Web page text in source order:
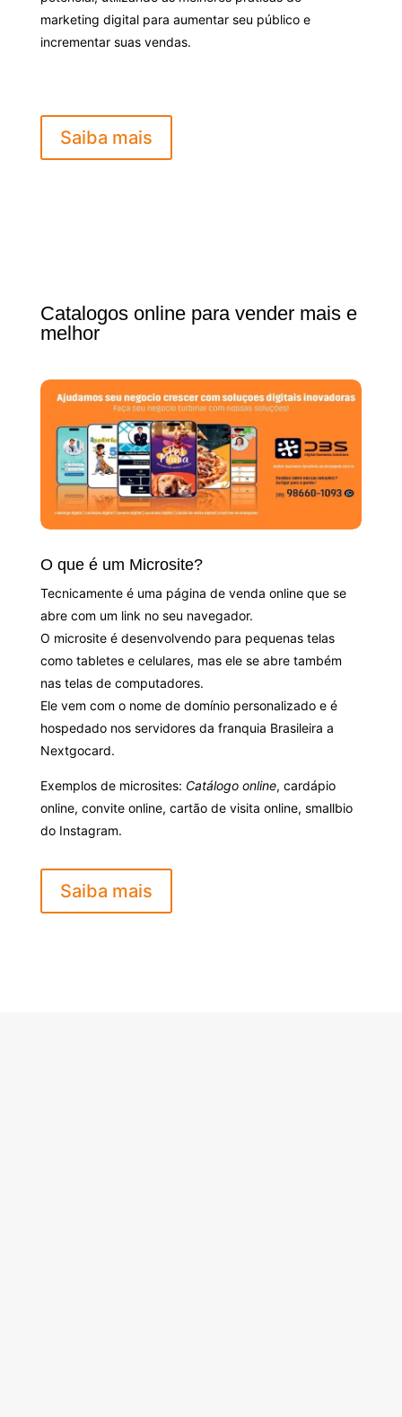
marketing digital para aumentar seu público e
incrementar suas vendas.
Saiba mais
Catalogos online para vender mais e
melhor
O que é um Microsite?
Tecnicamente é uma página de venda online que se
abre com um link no seu navegador.
O microsite é desenvolvendo para pequenas telas
como tabletes e celulares, mas ele se abre também
nas telas de computadores.
Ele vem com o nome de domínio personalizado e é
hospedado nos servidores da franquia Brasileira a
Nextgocard.
Exemplos de microsites: Catálogo online, cardápio
online, convite online, cartão de visita online, smallbio
do Instagram.
Saiba mais